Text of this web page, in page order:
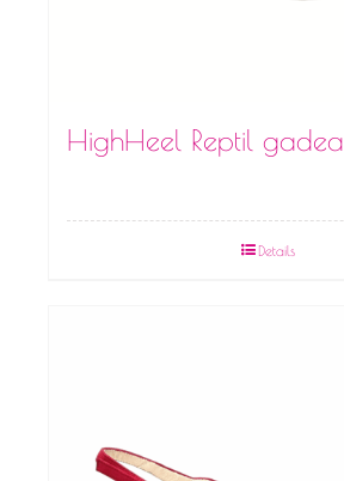
HighHeel Reptil gadea
Details